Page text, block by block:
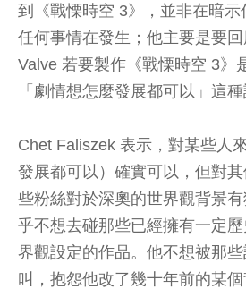
到《戰慄時空 3》，並非在暗
任何事情在發生；他主要是要
Valve 若要製作《戰慄時空 3》
「劇情想怎麼發展都可以」這種
Chet Faliszek 表示，對某些人
發展都可以）確實可以，但對
些粉絲對於深奧的世界觀背景
乎不想去碰那些已經擁有一定
界觀設定的作品。他不想被那
叫，抱怨他改了幾十年前的某個